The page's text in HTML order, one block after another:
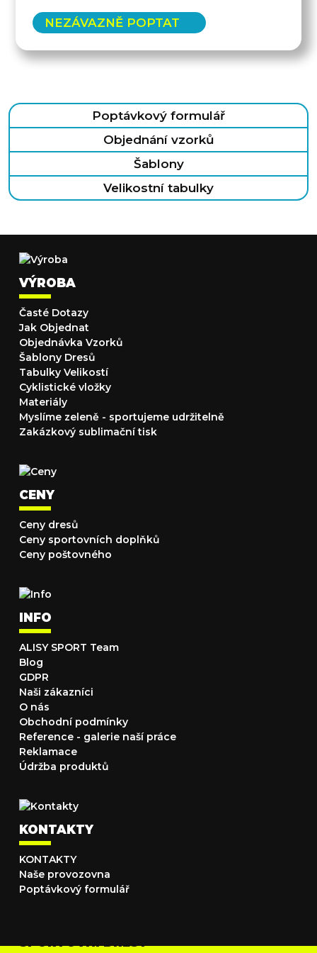
NEZÁVAZNĚ POPTAT
Poptávkový formulář
Objednání vzorků
Šablony
Velikostní tabulky
VÝROBA
Časté Dotazy
Jak Objednat
Objednávka Vzorků
Šablony Dresů
Tabulky Velikostí
Cyklistické vložky
Materiály
Myslíme zeleně - sportujeme udržitelně
Zakázkový sublimační tisk
CENY
Ceny dresů
Ceny sportovních doplňků
Ceny poštovného
INFO
ALISY SPORT Team
Blog
GDPR
Naši zákazníci
O nás
Obchodní podmínky
Reference - galerie naší práce
Reklamace
Údržba produktů
KONTAKTY
KONTAKTY
Naše provozovna
Poptávkový formulář